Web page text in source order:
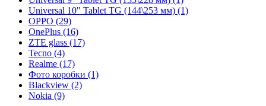
Universal 10" Tablet TG (144\253 мм) (1)
OPPO (29)
OnePlus (16)
ZTE glass (17)
Tecno (4)
Realme (17)
Фото коробки (1)
Blackview (2)
Nokia (9)